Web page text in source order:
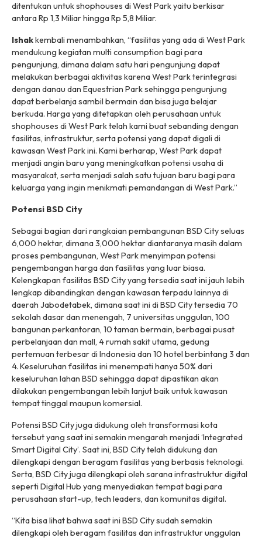
ditentukan untukshophouses di West Park yaitu berkisar
antara Rp 1,3 Miliar hingga Rp 5,8 Miliar.
Ishakkembali menambahkan, “fasilitas yang ada di West Park
mendukung kegiatan multi consumption bagi para
pengunjung, dimana dalam satu hari pengunjung dapat
melakukan berbagai aktivitas karena West Park terintegrasi
dengan danau dan Equestrian Park sehingga pengunjung
dapat berbelanja sambil bermain dan bisa juga belajar
berkuda. Harga yang ditetapkan oleh perusahaan untuk
shophouses di West Park telah kami buat sebanding dengan
fasilitas, infrastruktur, serta potensi yang dapat digali di
kawasan West Park ini. Kami berharap, West Park dapat
menjadi angin baru yang meningkatkan potensi usaha di
masyarakat, serta menjadi salah satu tujuan baru bagi para
keluarga yang ingin menikmati pemandangan di West Park.”
Potensi BSD City
Sebagai bagian dari rangkaian pembangunan BSD City seluas
6,000 hektar, dimana 3,000 hektar diantaranya masih dalam
proses pembangunan, West Park menyimpan potensi
pengembangan harga dan fasilitas yang luar biasa.
Kelengkapan fasilitas BSD City yang tersedia saat ini jauh lebih
lengkap dibandingkan dengan kawasan terpadu lainnya di
daerah Jabodetabek, dimana saat ini di BSD City tersedia 70
sekolah dasar dan menengah, 7 universitas unggulan, 100
bangunan perkantoran, 10 taman bermain, berbagai pusat
perbelanjaan dan mall, 4 rumah sakit utama, gedung
pertemuan terbesar di Indonesia dan 10 hotel berbintang 3 dan
4. Keseluruhan fasilitas ini menempati hanya 50% dari
keseluruhan lahan BSD sehingga dapat dipastikan akan
dilakukan pengembangan lebih lanjut baik untuk kawasan
tempat tinggal maupun komersial.
Potensi BSD City juga didukung oleh transformasi kota
tersebut yang saat ini semakin mengarah menjadi ‘Integrated
Smart Digital City’. Saat ini, BSD City telah didukung dan
dilengkapi dengan beragam fasilitas yang berbasis teknologi.
Serta, BSD City juga dilengkapi oleh sarana infrastruktur digital
seperti Digital Hub yang menyediakan tempat bagi para
perusahaan start-up, tech leaders, dan komunitas digital.
“Kita bisa lihat bahwa saat ini BSD City sudah semakin
dilengkapi oleh beragam fasilitas dan infrastruktur unggulan